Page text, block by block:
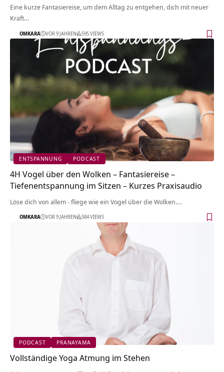
Eine kurze Fantasiereise, um dem Alltag zu entgehen, dich mit neuer
Kraft…
OMKARA VOR 9 JAHREN 595 VIEWS
ENTSPANNUNG PODCAST
4H Vogel über den Wolken – Fantasiereise –
Tiefenentspannung im Sitzen – Kurzes Praxisaudio
Löse dich von allem - fliege wie ein Vogel über die Wolken.…
OMKARA VOR 9 JAHREN 584 VIEWS
PODCAST PRANAYAMA
Vollständige Yoga Atmung im Stehen